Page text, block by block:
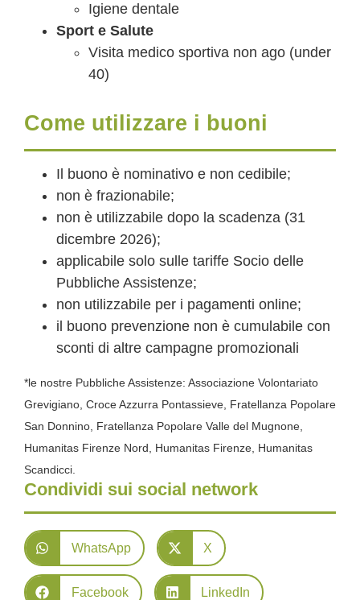
Igiene dentale
Sport e Salute
Visita medico sportiva non ago (under
40)
Come utilizzare i buoni
Il buono è nominativo e non cedibile;
non è frazionabile;
non è utilizzabile dopo la scadenza (31
dicembre 2026);
applicabile solo sulle tariffe Socio delle
Pubbliche Assistenze;
non utilizzabile per i pagamenti online;
il buono prevenzione non è cumulabile con
sconti di altre campagne promozionali
*le nostre Pubbliche Assistenze: Associazione Volontariato
Grevigiano, Croce Azzurra Pontassieve, Fratellanza Popolare
San Donnino, Fratellanza Popolare Valle del Mugnone,
Humanitas Firenze Nord, Humanitas Firenze, Humanitas
Scandicci.
Condividi sui social network
WhatsApp X
Facebook LinkedIn